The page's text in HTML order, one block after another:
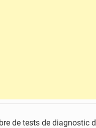
de tests de diagnostic